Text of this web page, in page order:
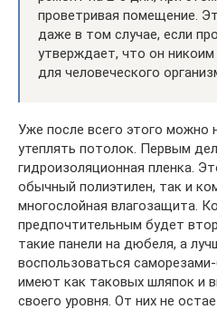
проветривая помещение.
даже в том случае, если
утверждает, что он
для человеческого
Уже после всего этого можно
утеплять потолок. Первым
гидроизоляционная пленка.
обычный полиэтилен, так и
многослойная влагозащита.
предпочтительным будет
такие панели на дюбеля, а
воспользоваться
имеют как таковых шляпок и
своего уровня. От них не